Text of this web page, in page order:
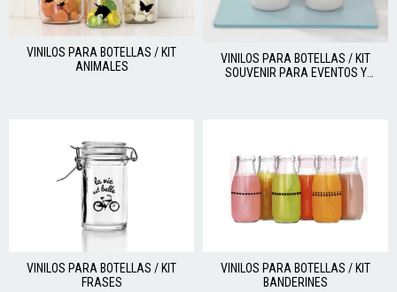
VINILOS PARA BOTELLAS / KIT
ANIMALES
VINILOS PARA BOTELLAS / KIT
SOUVENIR PARA EVENTOS Y
VINILOS PARA BOTELLAS / KIT
FRASES
VINILOS PARA BOTELLAS / KIT
BANDERINES